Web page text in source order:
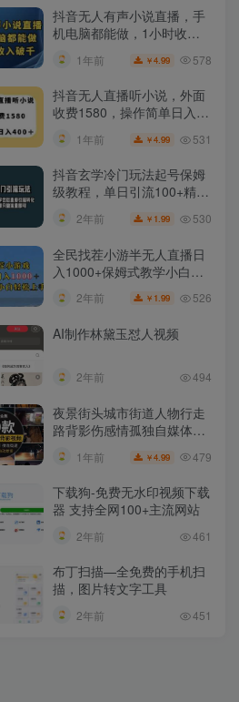
抖音无人有声小说直播，手
机电脑都能做，1小时收入
1年前 ￥4.99 578
抖音无人直播听小说，外面
收费1580，操作简单日入
400+【揭秘】
1年前 ￥4.99 531
抖音玄学冷门玩法起号保姆
级教程，单日引流100+精准
玄学粉
2年前 ￥ 1.99 530
全民找茬小游半无人直播日
入1000+保姆式教学小白轻
2年前 ￥ 1.99 526
AI制作林黛玉怼人视频
2年前 494
夜景街头城市街道人物行走
路背影伤感情孤独自媒体抖
1年前 ￥4.99 479
下载狗-免费无水印视频下载
器 支持全网100+主流网站​
2年前 461
布丁扫描—全免费的手机扫
描，图片转文字工具
2年前 451